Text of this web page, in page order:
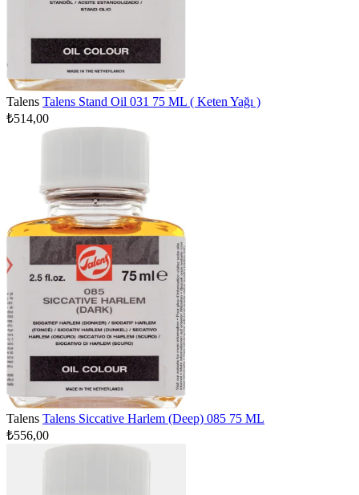
Talens Talens Stand Oil 031 75 ML ( Keten Yağı )
₺514,00
Talens Talens Siccative Harlem (Deep) 085 75 ML
₺556,00